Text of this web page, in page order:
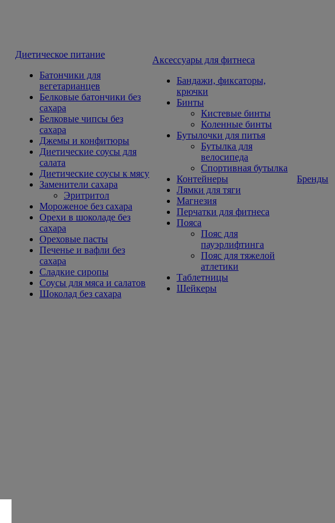
Диетическое питание
Батончики для
вегетарианцев
Белковые батончики без
сахара
Белковые чипсы без
сахара
Джемы и конфитюры
Диетические соусы для
салата
Диетические соусы к мясу
Заменители сахара
Эритритол
Мороженое без сахара
Орехи в шоколаде без
сахара
Ореховые пасты
Печенье и вафли без
сахара
Сладкие сиропы
Соусы для мяса и салатов
Шоколад без сахара
Aксессуары для фитнеса
Бандажи, фиксаторы,
крючки
Бинты
Кистевые бинты
Коленные бинты
Бутылочки для питья
Бутылка для
велосипеда
Спортивная бутылка
Контейнеры
Лямки для тяги
Магнезия
Перчатки для фитнеса
Пояса
Пояс для
пауэрлифтинга
Пояс для тяжелой
атлетики
Таблетницы
Шейкеры
Бренды